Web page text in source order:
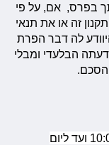
בפרס, אם, על פי
זה או את תנאי
לה דבר הפרת
דעתה הבלעדי ומבלי
הסכם.
10.10.16 בשעה 10:00 ועד ליום